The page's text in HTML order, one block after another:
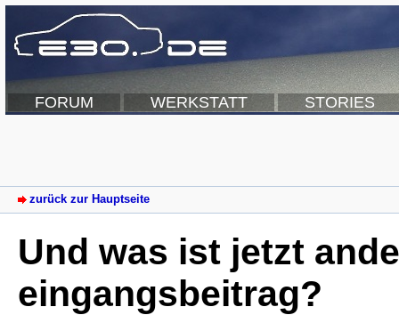
FORUM WERKSTATT STORIES
zurück zur Hauptseite
Und was ist jetzt
eingangsbeitrag?